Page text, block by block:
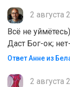
2 августа
Всё не
Даст Бог-ок;
Ответ Анне из
2 августа